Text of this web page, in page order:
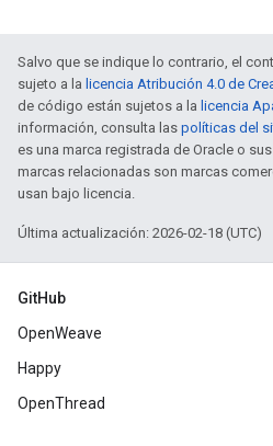
Salvo que se indique lo contrario, el
sujeto a la licencia Atribución 4.0 de
de código están sujetos a la licencia
información, consulta las políticas del
es una marca registrada de Oracle o
marcas relacionadas son marcas
usan bajo licencia.
Última actualización: 2026-02-18 (UTC)
GitHub
OpenWeave
Happy
OpenThread